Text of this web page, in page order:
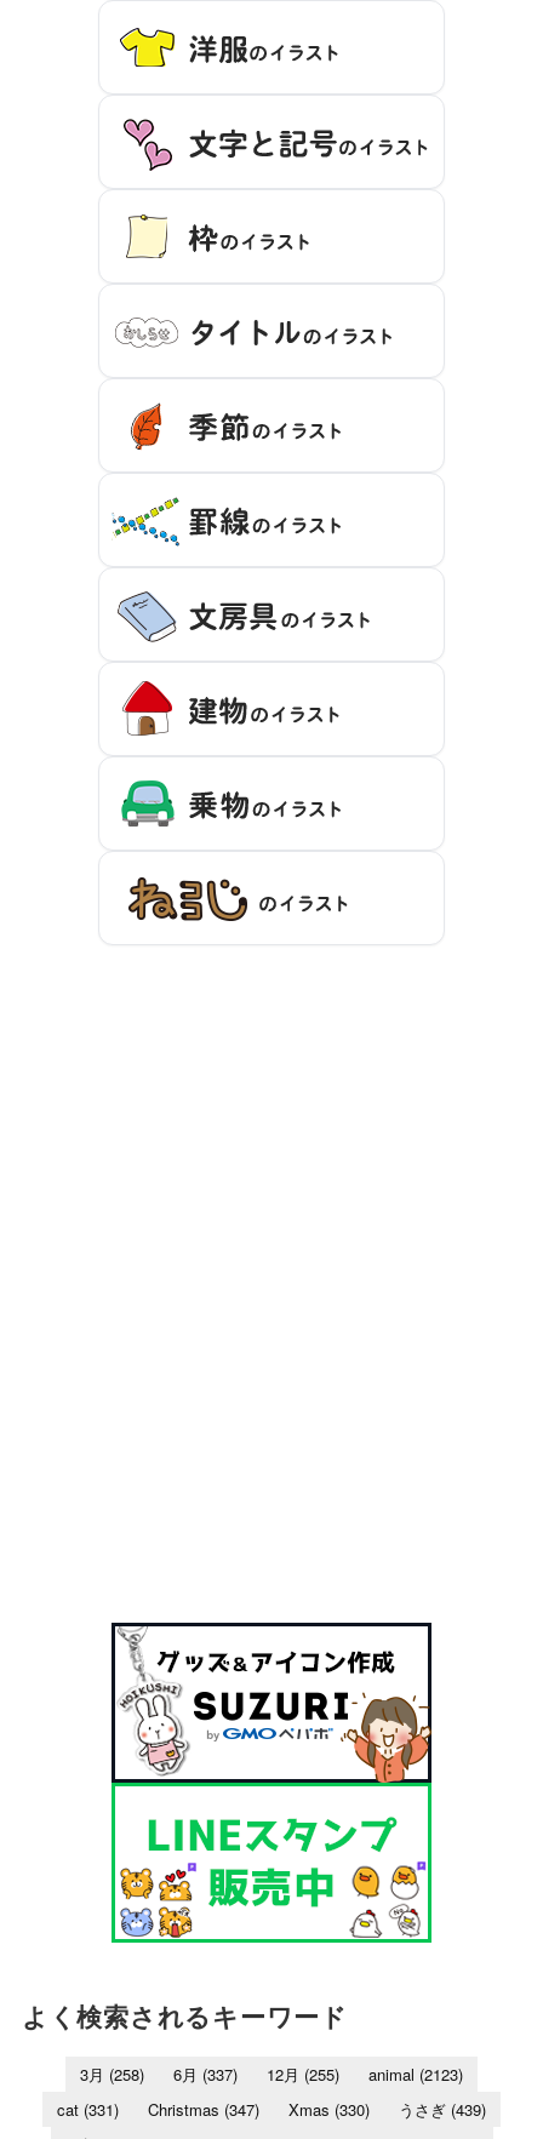
よく検索されるキーワード
3月 (258) 6月 (337) 12月 (255) animal (2123)
cat (331) Christmas (347) Xmas (330) うさぎ (439)